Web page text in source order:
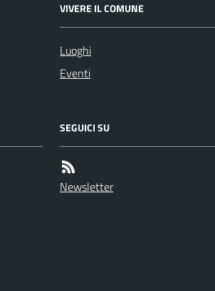
VIVERE IL COMUNE
Luoghi
Eventi
SEGUICI SU
Newsletter